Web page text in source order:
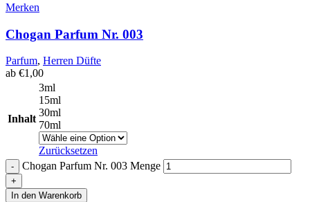
Merken
Chogan Parfum Nr. 003
Parfum, Herren Düfte
ab €1,00
Inhalt
3ml
15ml
30ml
70ml
Zurücksetzen
Chogan Parfum Nr. 003 Menge
In den Warenkorb